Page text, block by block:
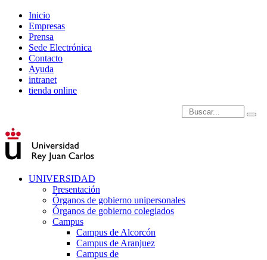
Inicio
Empresas
Prensa
Sede Electrónica
Contacto
Ayuda
intranet
tienda online
Introduce términos de
UNIVERSIDAD
Presentación
Órganos de gobierno unipersonales
Órganos de gobierno colegiados
Campus
Campus de Alcorcón
Campus de Aranjuez
Campus de